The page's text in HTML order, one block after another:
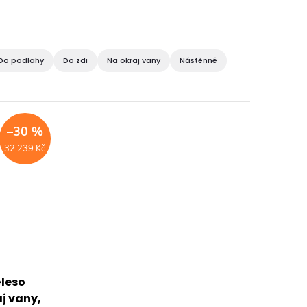
podlahy Do zdi Na okraj vany Nástěnné
32 239 Kč
–30 %
vany,